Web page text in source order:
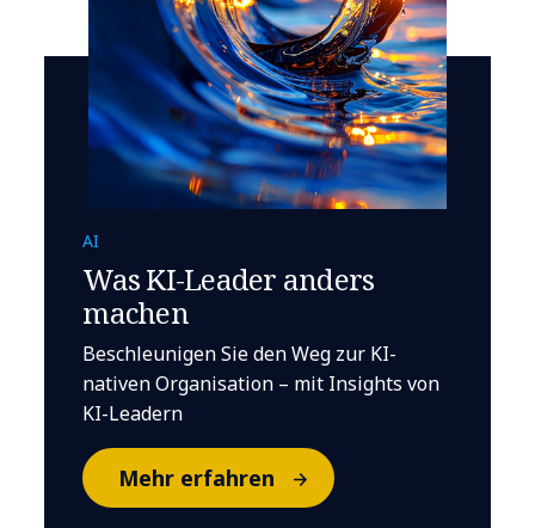
AI
Was KI-Leader anders
machen
Beschleunigen Sie den Weg zur KI-
nativen Organisation – mit Insights von
KI-Leadern
Mehr erfahren